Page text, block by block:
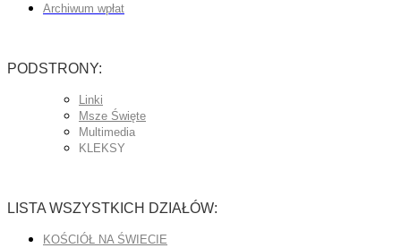
Archiwum wpłat
PODSTRONY:
Linki
Msze Święte
Multimedia
KLEKSY
LISTA WSZYSTKICH DZIAŁÓW:
KOŚCIÓŁ NA ŚWIECIE